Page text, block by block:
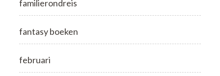
familierondreis
fantasy boeken
februari